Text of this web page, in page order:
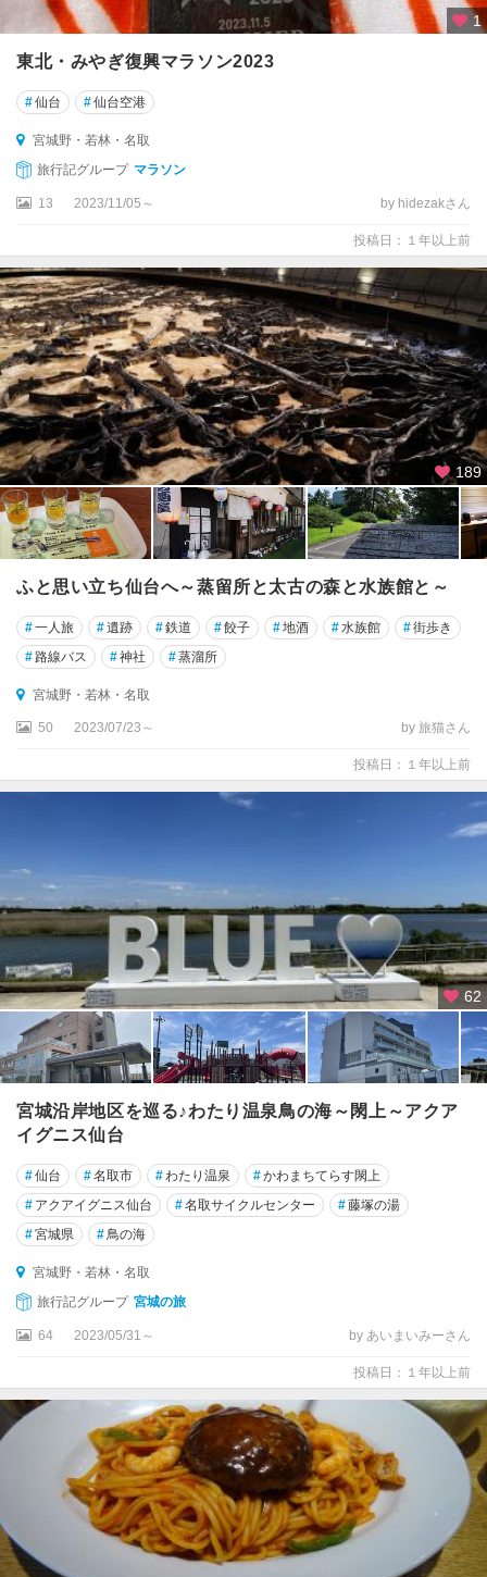
1
東北・みやぎ復興マラソン2023
#仙台 #仙台空港
宮城野・若林・名取
旅行記グループ マラソン
13 2023/11/05～ by hidezakさん
投稿日：１年以上前
189
ふと思い立ち仙台へ～蒸留所と太古の森と水族館と～
#一人旅 #遺跡 #鉄道 #餃子 #地酒 #水族館 #街歩き
#路線バス #神社 #蒸溜所
宮城野・若林・名取
50 2023/07/23～ by 旅猫さん
投稿日：１年以上前
62
宮城沿岸地区を巡る♪わたり温泉鳥の海～閖上～アクア
イグニス仙台
#仙台 #名取市 #わたり温泉 #かわまちてらす閖上
# アクアイグニス仙台 #名取サイクルセンター #藤塚の湯
#宮城県 #鳥の海
宮城野・若林・名取
旅行記グループ 宮城の旅
64 2023/05/31～ by あいまいみーさん
投稿日：１年以上前